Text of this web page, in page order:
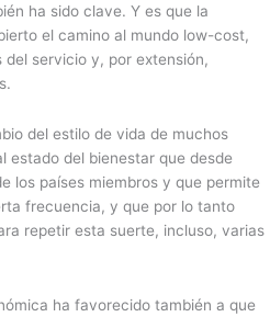
ha sido clave. Y es que la
el camino al mundo low-cost,
servicio y, por extensión,
del estilo de vida de muchos
estado del bienestar que desde
los países miembros y que permite
frecuencia, y que por lo tanto
repetir esta suerte, incluso, varias
ha favorecido también a que